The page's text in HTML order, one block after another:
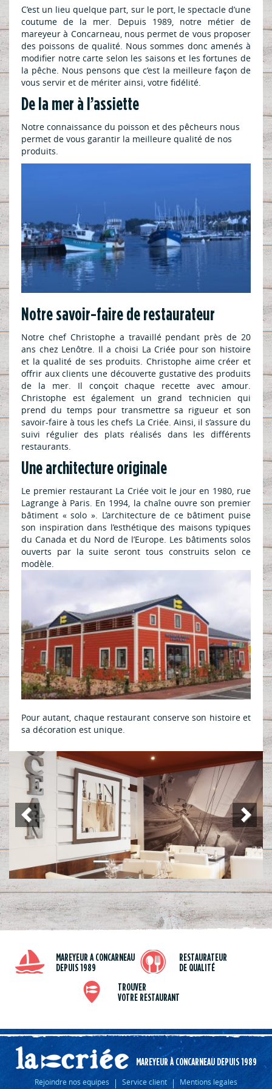
En ce moment
Carte
Menus
Les p’tits mousses
Trouver votre restaurant
Astuces Recettes
ENCYCLOPÉDIE DE LA MER
C’est un lieu quelque part, sur le port, le spectacle d’une
coutume de la mer. Depuis 1989, notre métier de
mareyeur à Concarneau, nous permet de vous proposer
des poissons de qualité. Nous sommes donc amenés à
modifier notre carte selon les saisons et les fortunes de
la pêche. Nous pensons que c’est la meilleure façon de
vous servir et de mériter ainsi, votre fidélité.
De la mer à l’assiette
Notre connaissance du poisson et des pêcheurs nous
permet de vous garantir la meilleure qualité de nos
produits.
Notre savoir-faire de restaurateur
Notre chef Christophe a travaillé pendant près de 20
ans chez Lenôtre. Il a choisi La Criée pour son histoire
et la qualité de ses produits. Christophe aime créer et
offrir aux clients une découverte gustative des produits
de la mer. Il conçoit chaque recette avec amour.
Christophe est également un grand technicien qui
prend du temps pour transmettre sa rigueur et son
savoir-faire à tous les chefs La Criée. Ainsi, il s’assure du
suivi régulier des plats réalisés dans les différents
restaurants.
Une architecture originale
Le premier restaurant La Criée voit le jour en 1980, rue
Lagrange à Paris. En 1994, la chaîne ouvre son premier
bâtiment « solo ». L’architecture de ce bâtiment puise
son inspiration dans l’esthétique des maisons typiques
du Canada et du Nord de l’Europe. Les bâtiments solos
ouverts par la suite seront tous construits selon ce
modèle.
Pour autant, chaque restaurant conserve son histoire et
sa décoration est unique.
Précé
dent
Suiva
nt
MAREYEUR A CONCARNEAU
DEPUIS 1989
RESTAURATEUR
DE QUALITÉ
TROUVER
VOTRE RESTAURANT
MAREYEUR À CONCARNEAU DEPUIS 1989
Rejoindre nos equipes Service client Mentions legales